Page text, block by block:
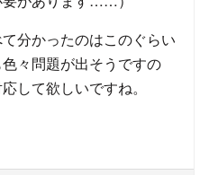
分かったのはこのぐらい
々問題が出そうですの
して欲しいですね。